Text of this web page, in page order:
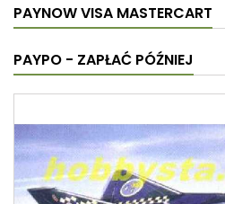
PAYNOW VISA MASTERCART
PAYPO - ZAPŁAĆ PÓŹNIEJ